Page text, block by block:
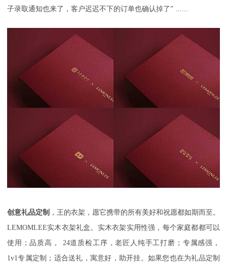
子录取通知也来了，客户迟迟不下的订单也确认掉了”
创意礼品定制 ，王的衣架，愿它携带的所有美好和祝愿都如期而至。
LEMOMLEE实木衣架礼盒。实木衣架实用性强，每个家庭都都可以
使用；品质高，
24道质检工序，老匠人纯手工打磨；专属感强，
1v1专属定制；适合送礼，寓意好，助开挂。如果您也在为礼品定制